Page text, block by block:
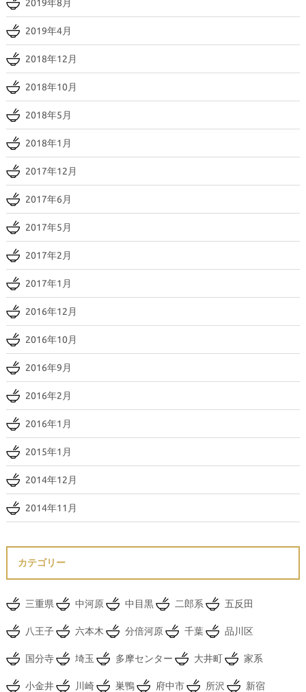
2019年8月
2019年4月
2018年12月
2018年10月
2018年5月
2018年1月
2017年12月
2017年6月
2017年5月
2017年2月
2017年1月
2016年12月
2016年10月
2016年9月
2016年2月
2016年1月
2015年1月
2014年12月
2014年11月
カテゴリー
三重県 中河原 中目黒 二郎系 五反田
八王子 六本木 分倍河原 千葉 品川区
国分寺 埼玉 多摩センター 大井町 家系
小金井 川崎 巣鴨 府中市 所沢 新宿